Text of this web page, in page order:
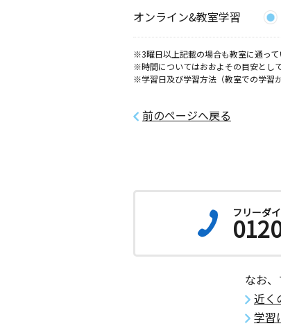
愛知県海部郡蟹江町西之森１
公民館
あかぼし教室
月 火 水 木
５０５－３
オンライン&教室学習
※3曜日以上記載の場合も教室に通って
※時間についてはおおよその目安とし
※学習日及び学習方法（教室での学習
前のページへ戻る
フリーダ
なお
近く
学習